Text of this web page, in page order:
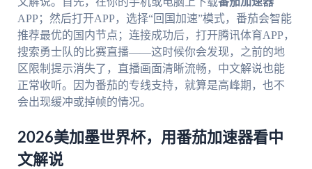
APP；然后打开APP，选择“回国加速”模式，番茄会智能
推荐最优的国内节点；连接成功后，打开腾讯体育APP，
搜索勇士队的比赛直播——这时候你会发现，之前的地
区限制提示消失了，直播画面清晰流畅，中文解说也能
正常收听。因为番茄的专线支持，就算是高峰期，也不
会出现缓冲或掉帧的情况。
2026美加墨世界杯，用番茄加速器看中
文解说